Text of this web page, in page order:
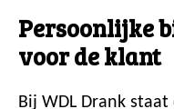
Persoonlijke
voor de klant
Bij WDL Drank